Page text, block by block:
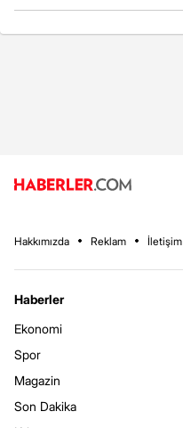
Hakkımızda Reklam İletişim
Haberler
Ekonomi
Spor
Magazin
Son Dakika